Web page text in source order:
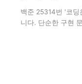
백준 25314번 '코딩
니다. 단순한 구현